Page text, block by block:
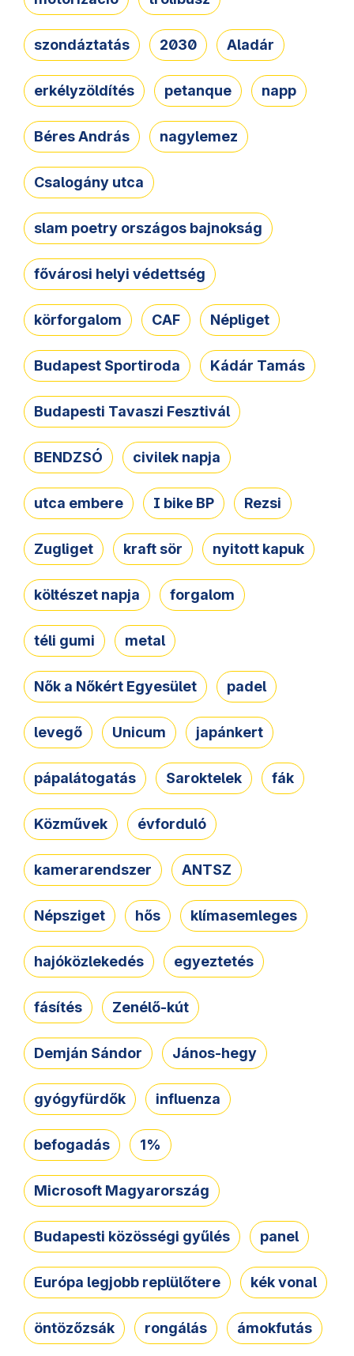
szondáztatás 2030 Aladár
erkélyzöldítés petanque napp
Béres András nagylemez
Csalogány utca
slam poetry országos bajnokság
fővárosi helyi védettség
körforgalom CAF Népliget
Budapest Sportiroda Kádár Tamás
Budapesti Tavaszi Fesztivál
BENDZSÓ civilek napja
utca embere I bike BP Rezsi
Zugliget kraft sör nyitott kapuk
költészet napja forgalom
téli gumi metal
Nők a Nőkért Egyesület padel
levegő Unicum japánkert
pápalátogatás Saroktelek fák
Közművek évforduló
kamerarendszer ANTSZ
Népsziget hős klímasemleges
hajóközlekedés egyeztetés
fásítés Zenélő-kút
Demján Sándor János-hegy
gyógyfürdők influenza
befogadás 1%
Microsoft Magyarország
Budapesti közösségi gyűlés panel
Európa legjobb replülőtere kék vonal
öntözőzsák rongálás ámokfutás